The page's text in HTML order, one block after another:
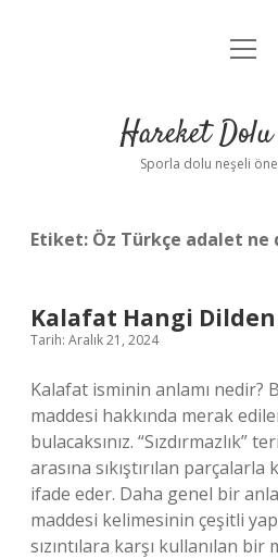
Anasayfa
Yasal
Hareket
Sporla dolu neşeli
Etiket: Öz Türkçe adalet ne
Kalafat Hangi Dilden
Tarih: Aralık 21, 2024
Kalafat isminin anlamı nedir?
maddesi hakkında merak
bulacaksınız. “Sızdırmazlık”
arasına sıkıştırılan
ifade eder. Daha genel bir
maddesi kelimesinin çeşitli
sızıntılara karşı kullanılan